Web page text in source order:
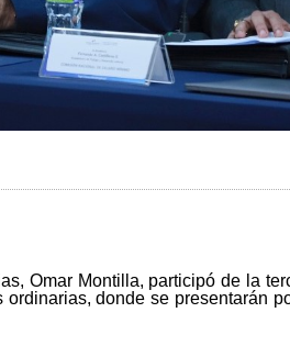
Omar Montilla, participó de la
donde se presentarán